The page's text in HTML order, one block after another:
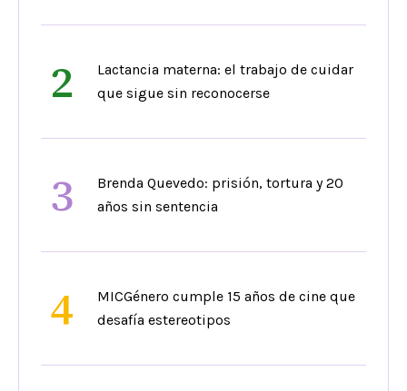
2
Lactancia materna: el trabajo de cuidar
que sigue sin reconocerse
3
Brenda Quevedo: prisión, tortura y 20
años sin sentencia
4
MICGénero cumple 15 años de cine que
desafía estereotipos